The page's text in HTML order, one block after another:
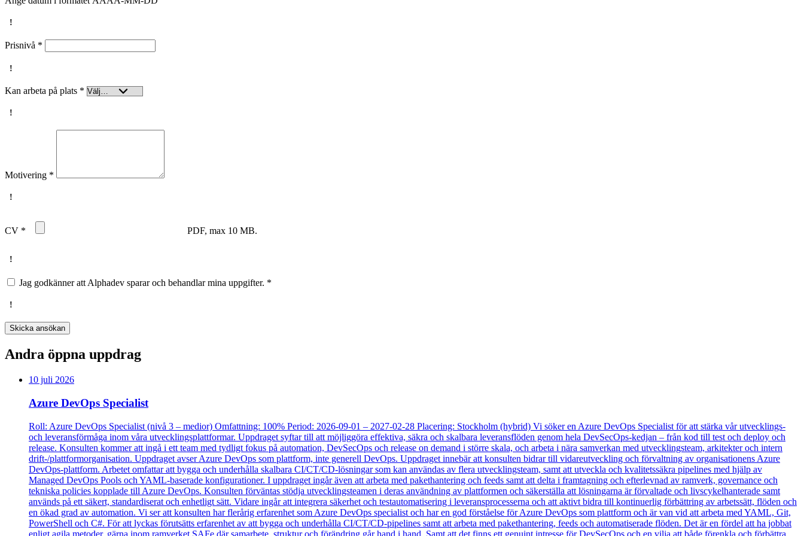
Prisnivå *
Kan arbeta på plats *
Motivering *
CV * PDF, max 10 MB.
Jag godkänner att Alphadev sparar och behandlar mina uppgifter. *
Skicka ansökan
Andra öppna uppdrag
10 juli 2026
Azure DevOps Specialist
Roll: Azure DevOps Specialist (nivå 3 – medior) Omfattning: 100% Period: 2026-09-01 – 2027-02-28 Placering: Stockholm (hybrid) Vi söker en Azure DevOps Specialist för att stärka vår utvecklings-
och leveransförmåga inom våra utvecklingsplattformar. Uppdraget syftar till att möjliggöra effektiva, säkra och skalbara leveransflöden genom hela DevSecOps‑kedjan – från kod till test och deploy och
release. Konsulten kommer att ingå i ett team med tydligt fokus på automation, DevSecOps och release on demand i större skala, och arbeta i nära samverkan med utvecklingsteam, arkitekter och intern
drift-/plattformorganisation. Uppdraget avser Azure DevOps som plattform, inte generell DevOps. Uppdraget innebär att konsulten bidrar till vidareutveckling och förvaltning av organisationens Azure
DevOps‑plattform. Arbetet omfattar att bygga och underhålla skalbara CI/CT/CD‑lösningar som kan användas av flera utvecklingsteam, samt att utveckla och kvalitetssäkra pipelines med hjälp av
Managed DevOps Pools och YAML‑baserade konfigurationer. I uppdraget ingår även att arbeta med pakethantering och feeds samt att delta i framtagning och efterlevnad av ramverk, governance och
tekniska policies kopplade till Azure DevOps. Konsulten förväntas stödja utvecklingsteamen i deras användning av plattformen och säkerställa att lösningarna är förvaltade och livscykelhanterade samt
används på ett säkert, standardiserat och enhetligt sätt. Vidare ingår att integrera säkerhet och testautomatisering i leveransprocesserna och att aktivt bidra till kontinuerlig förbättring av arbetssätt, flöden och
en ökad grad av automation. Vi ser att konsulten har flerårig erfarenhet som Azure DevOps specialist och har en god förståelse för Azure DevOps som plattform och är van vid att arbeta med YAML, Git,
PowerShell och C#. För att lyckas förutsätts erfarenhet av att bygga och underhålla CI/CT/CD-pipelines samt att arbeta med pakethantering, feeds och automatiserade flöden. Det är en fördel att ha jobbat
enligt agila metoder, gärna inom ramverket SAFe där samarbete, struktur och förändring går hand i hand. Samt att det finns ett genuint intresse för DevSecOps och en vilja att både förenkla och förbättra